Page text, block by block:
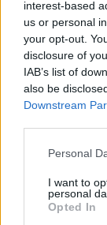
interest-based
us or personal
your opt-out.
disclosure of
IAB’s list of
also be
Downstream
Please note
not limited to
grant or deny
use your data
Personal
I want to
personal
Opted In
kétszer
az akciót is -
Tomatás
geodéziai
elkészült, amely
egyesületet
bástya
ANP és a